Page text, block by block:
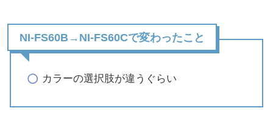
NI-FS60B→NI-FS60Cで変わったこと
カラーの選択肢が違うぐらい